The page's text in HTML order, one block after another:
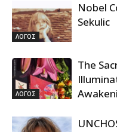
ΛΟΓΟΣ
Nobel
Sekulic
ΛΟΓΟΣ
The